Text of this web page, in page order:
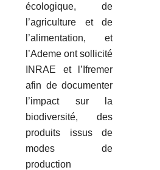
écologique, de
l’agriculture et de
l’alimentation, et
l’Ademe ont sollicité
INRAE et l’Ifremer
afin de documenter
l’impact sur la
biodiversité, des
produits issus de
modes de
production